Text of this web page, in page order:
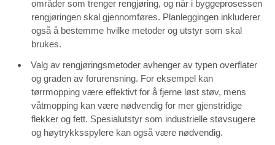
områder som trenger rengjøring, og når i byggeprosessen
rengjøringen skal gjennomføres. Planleggingen inkluderer
også å bestemme hvilke metoder og utstyr som skal
brukes.
Valg av rengjøringsmetoder avhenger av typen overflater
og graden av forurensning. For eksempel kan
tørrmopping være effektivt for å fjerne løst støv, mens
våtmopping kan være nødvendig for mer gjenstridige
flekker og fett. Spesialutstyr som industrielle støvsugere
og høytrykksspylere kan også være nødvendig.